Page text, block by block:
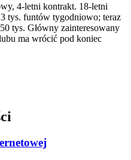
4-letni kontrakt. 18-letni
tys. funtów tygodniowo; teraz
tys. Główny zainteresowany
ma wrócić pod koniec